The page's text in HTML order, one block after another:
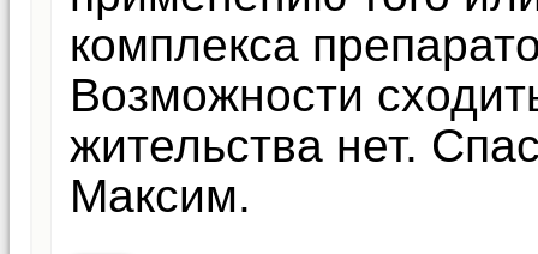
комплекса
Возможности
жительства нет.
Максим.